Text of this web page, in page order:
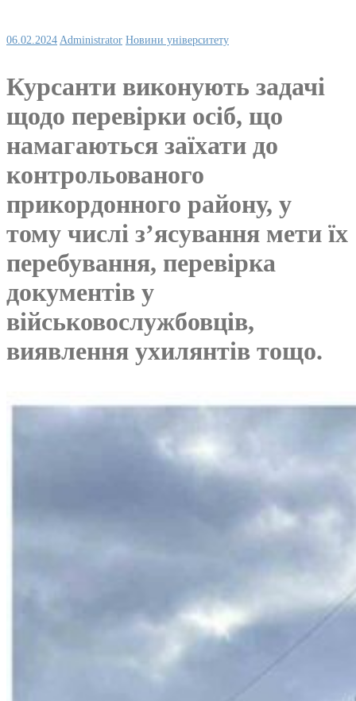
06.02.2024 Administrator Новини університету
Курсанти виконують задачі
щодо перевірки осіб, що
намагаються заїхати до
контрольованого
прикордонного району, у
тому числі з’ясування мети їх
перебування, перевірка
документів у
військовослужбовців,
виявлення ухилянтів тощо.